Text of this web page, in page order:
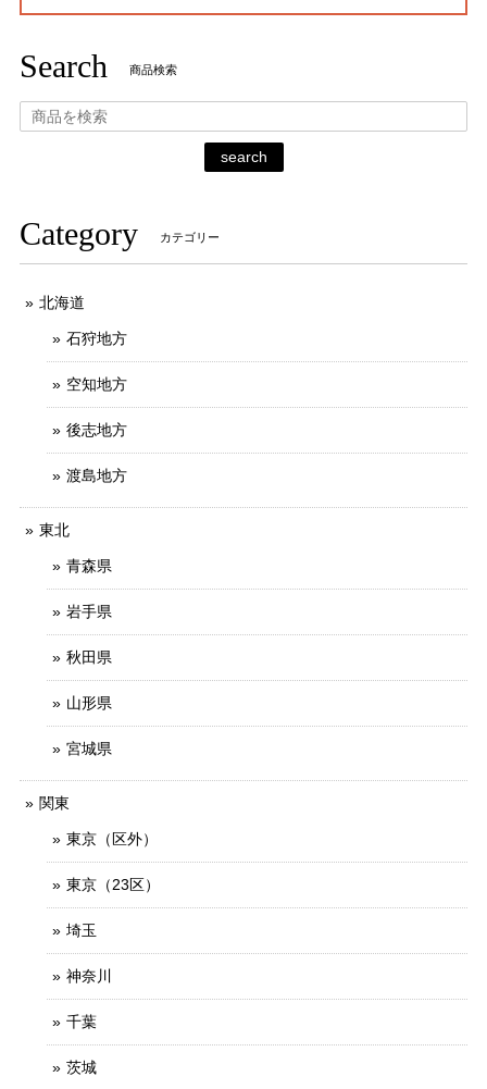
Search 商品検索
search
Category カテゴリー
北海道
石狩地方
空知地方
後志地方
渡島地方
東北
青森県
岩手県
秋田県
山形県
宮城県
関東
東京（区外）
東京（23区）
埼玉
神奈川
千葉
茨城